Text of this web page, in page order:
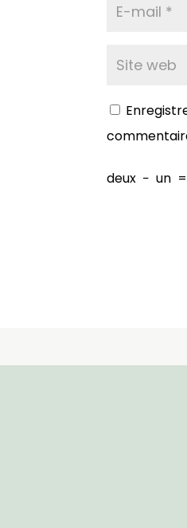
deux − un =